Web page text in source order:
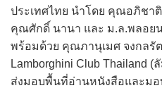
ประเทศไทย นำโดย คุณอภิชา
คุณศักดิ์ นานา และ ม.ล.พลอย
พร้อมด้วย คุณภานุเมศ จงกลรั
Lamborghini Club Thailand
ส่งมอบพื้นที่อ่านหนังสือและมอ